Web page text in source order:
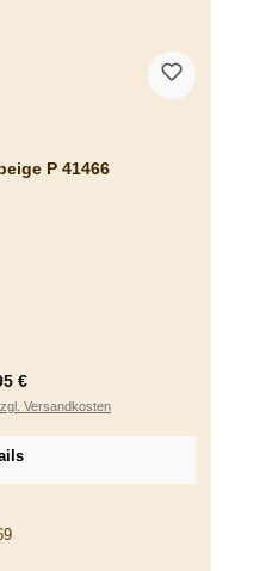
P 41466
Preis:
€
Versandkosten